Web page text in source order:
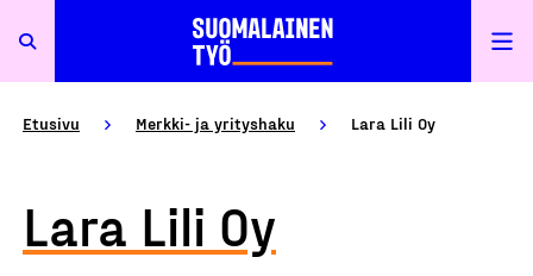
Etusivu Merkki- ja yrityshaku Lara Lili Oy
Lara Lili Oy